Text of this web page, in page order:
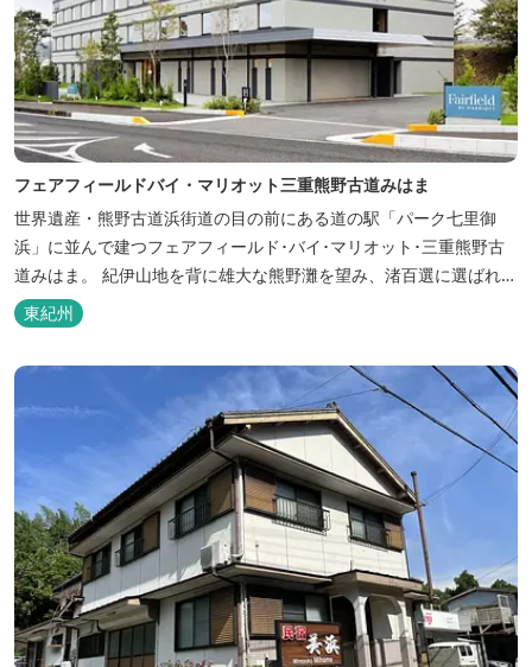
フェアフィールドバイ・マリオット三重熊野古道みはま
世界遺産・熊野古道浜街道の目の前にある道の駅「パーク七里御
浜」に並んで建つフェアフィールド･バイ･マリオット･三重熊野古
道みはま。 紀伊山地を背に雄大な熊野灘を望み、渚百選に選ばれた
七里御浜海岸などの美しい自然が広がります。一年を通して暖かで
過ごしやすく、季節を通じて穫れる数々の品種のみかんをはじめ、
豊富な畑の幸や海の幸を堪能していただけます。 風光明媚な御浜を
巡る旅の拠点として、当...
東紀州